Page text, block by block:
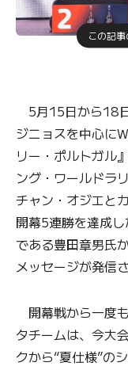
この記
5月15日から18
ジニョスを中心に
リー・ポルトガル
ング・ワールドラ
チャン・オジエと
開幕5連勝を達成
である豊田章男氏
メッセージが発信
開幕戦から一度
タチームは、今大
クから“夏仕様”の